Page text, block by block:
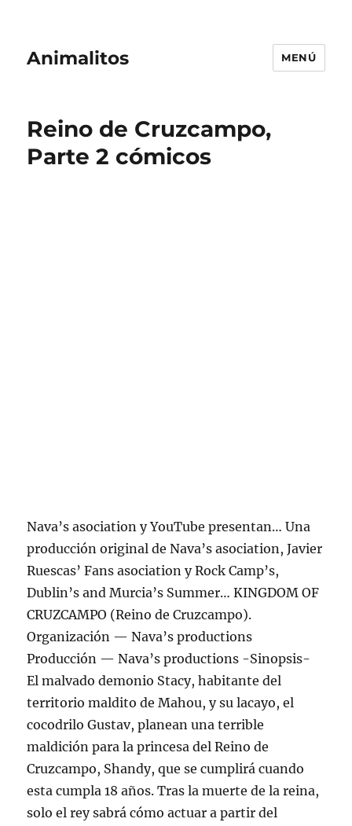
Animalitos MENÚ
Reino de Cruzcampo,
Parte 2 cómicos
Nava’s asociation y YouTube presentan… Una
producción original de Nava’s asociation, Javier
Ruescas’ Fans asociation y Rock Camp’s,
Dublin’s and Murcia’s Summer… KINGDOM OF
CRUZCAMPO (Reino de Cruzcampo).
Organización — Nava’s productions
Producción — Nava’s productions -Sinopsis-
El malvado demonio Stacy, habitante del
territorio maldito de Mahou, y su lacayo, el
cocodrilo Gustav, planean una terrible
maldición para la princesa del Reino de
Cruzcampo, Shandy, que se cumplirá cuando
esta cumpla 18 años. Tras la muerte de la reina,
solo el rey sabrá cómo actuar a partir del